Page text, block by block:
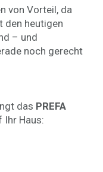
von Vorteil, da
den heutigen
– und
noch gerecht
das PREFA
Ihr Haus: